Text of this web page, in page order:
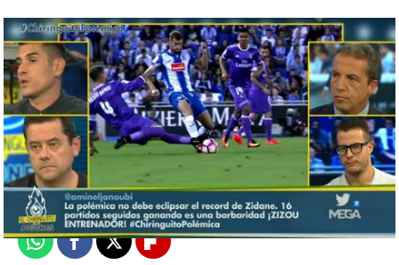
mega
Madrid
Publicado:12 de febrero de 2018, 13:00
WhatsappFacebook
X Flipboard